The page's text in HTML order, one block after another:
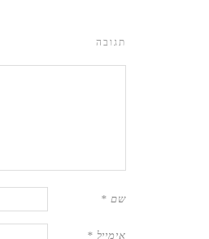
תגובה
שם *
אימייל *